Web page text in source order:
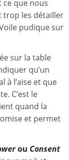
ce que nous
trop les détailler
pudique sur
sur la table
qu’un
à l’aise et que
C’est le
quand la
et permet
ou Consent